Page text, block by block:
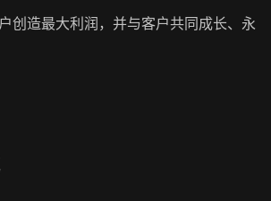
创造最大利润，并与客户共同成长、永